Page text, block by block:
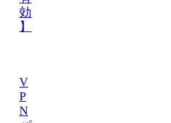
効
】
V
P
N